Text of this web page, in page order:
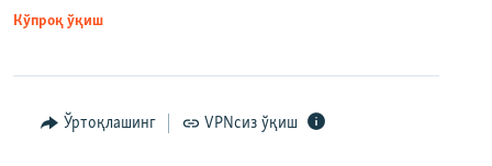
Кўпроқ ўқиш
Ўртоқлашинг VPNсиз ўқиш